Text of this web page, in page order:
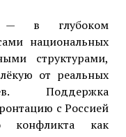
— в глубоком
национальных
структурами,
от реальных
Поддержка
с Россией
конфликта как